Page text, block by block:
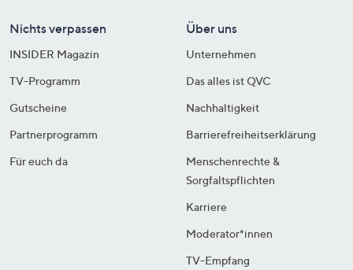
Nichts verpassen
INSIDER Magazin
TV-Programm
Gutscheine
Partnerprogramm
Für euch da
Über uns
Unternehmen
Das alles ist QVC
Nachhaltigkeit
Barrierefreiheitserklärung
Menschenrechte &
Sorgfaltspflichten
Karriere
Moderator*innen
TV-Empfang